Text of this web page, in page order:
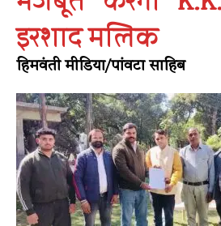
इरशाद मलिक
हिमवंती मीडिया/पांवटा साहिब